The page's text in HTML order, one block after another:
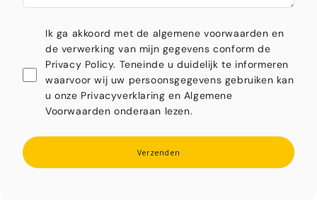
Ik ga akkoord met de algemene voorwaarden en
de verwerking van mijn gegevens conform de
Privacy Policy. Teneinde u duidelijk te informeren
waarvoor wij uw persoonsgegevens gebruiken kan
u onze Privacyverklaring en Algemene
Voorwaarden onderaan lezen.
Verzenden